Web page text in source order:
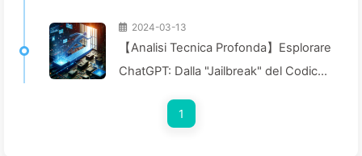
2024-03-13
【Analisi Tecnica Profonda】Esplorare
ChatGPT: Dalla "Jailbreak" del Codice
Piano AI024
1